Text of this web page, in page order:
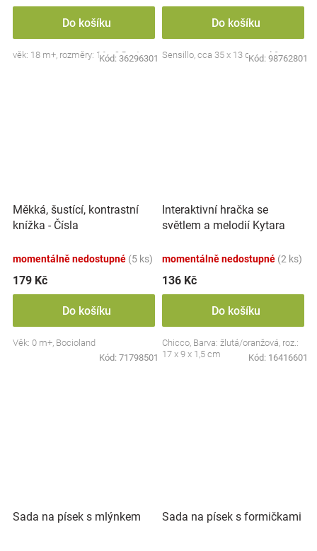
Do košíku
věk: 18 m+, rozměry: 16 x 9,5 x 4 cm
Kód: 36296301
Do košíku
Sensillo, cca 35 x 13 cm, od 0m+
Kód: 98762801
Měkká, šustící, kontrastní
knížka - Čísla
momentálně nedostupné (5 ks)
179 Kč
Do košíku
Věk: 0 m+, Bocioland
Kód: 71798501
Interaktivní hračka se
světlem a melodií Kytara
momentálně nedostupné (2 ks)
136 Kč
Do košíku
Chicco, Barva: žlutá/oranžová, roz.:
17 x 9 x 1,5 cm
Kód: 16416601
Sada na písek s mlýnkem Sada na písek s formičkami